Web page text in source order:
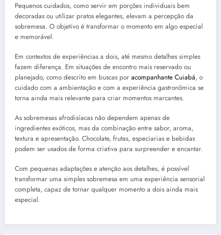
Pequenos cuidados, como servir em porções individuais bem
decoradas ou utilizar pratos elegantes, elevam a percepção da
sobremesa. O objetivo é transformar o momento em algo especial
e memorável.
Em contextos de experiências a dois, até mesmo detalhes simples
fazem diferença. Em situações de encontro mais reservado ou
planejado, como descrito em buscas por acompanhante Cuiabá, o
cuidado com a ambientação e com a experiência gastronômica se
torna ainda mais relevante para criar momentos marcantes.
As sobremesas afrodisíacas não dependem apenas de
ingredientes exóticos, mas da combinação entre sabor, aroma,
textura e apresentação. Chocolate, frutas, especiarias e bebidas
podem ser usados de forma criativa para surpreender e encantar.
Com pequenas adaptações e atenção aos detalhes, é possível
transformar uma simples sobremesa em uma experiência sensorial
completa, capaz de tornar qualquer momento a dois ainda mais
especial.